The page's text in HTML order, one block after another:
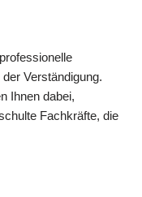
Verständigung.
Ihnen dabei,
Fachkräfte, die